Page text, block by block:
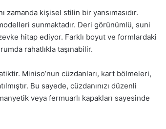
kişisel stilin bir yansımasıdır.
sunmaktadır. Deri görünümlü, suni
hitap ediyor. Farklı boyut ve formlardaki
rahatlıkla taşınabilir.
Miniso’nun cüzdanları, kart bölmeleri,
Bu sayede, cüzdanınızı düzenli
veya fermuarlı kapakları sayesinde